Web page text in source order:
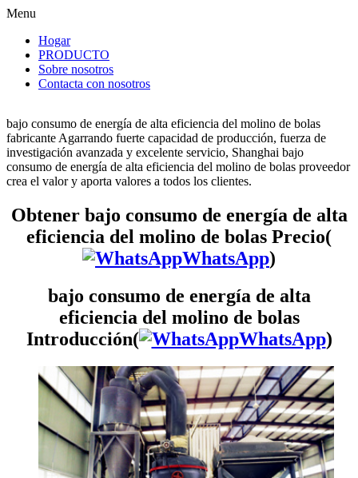
Menu
Hogar
PRODUCTO
Sobre nosotros
Contacta con nosotros
bajo consumo de energía de alta eficiencia del molino de bolas
fabricante Agarrando fuerte capacidad de producción, fuerza de
investigación avanzada y excelente servicio, Shanghai bajo
consumo de energía de alta eficiencia del molino de bolas proveedor
crea el valor y aporta valores a todos los clientes.
Obtener bajo consumo de energía de alta
eficiencia del molino de bolas Precio(
WhatsApp)
bajo consumo de energía de alta
eficiencia del molino de bolas
Introducción(
WhatsApp)